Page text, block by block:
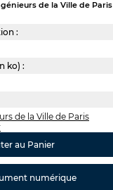
de la Ville de Paris
:
ko) :
de la Ville de Paris
au Panier
numérique